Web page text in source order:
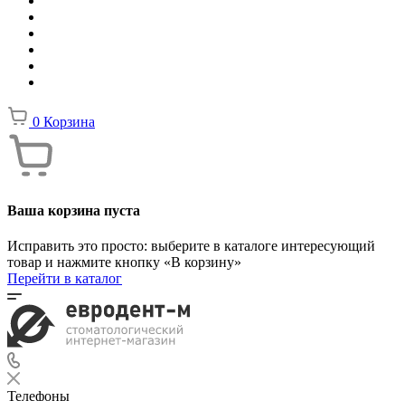
0 Корзина
Ваша корзина пуста
Исправить это просто: выберите в каталоге интересующий
товар и нажмите кнопку «В корзину»
Перейти в каталог
Телефоны